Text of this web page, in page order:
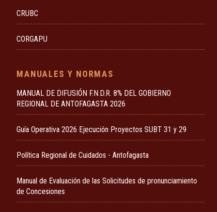
CRUBC
CORGAPU
MANUALES Y NORMAS
MANUAL DE DIFUSIÓN F.N.D.R. 8% DEL GOBIERNO
REGIONAL DE ANTOFAGASTA 2026
Guía Operativa 2026 Ejecución Proyectos SUBT 31 y 29
Política Regional de Cuidados - Antofagasta
Manual de Evaluación de las Solicitudes de pronunciamiento
de Concesiones